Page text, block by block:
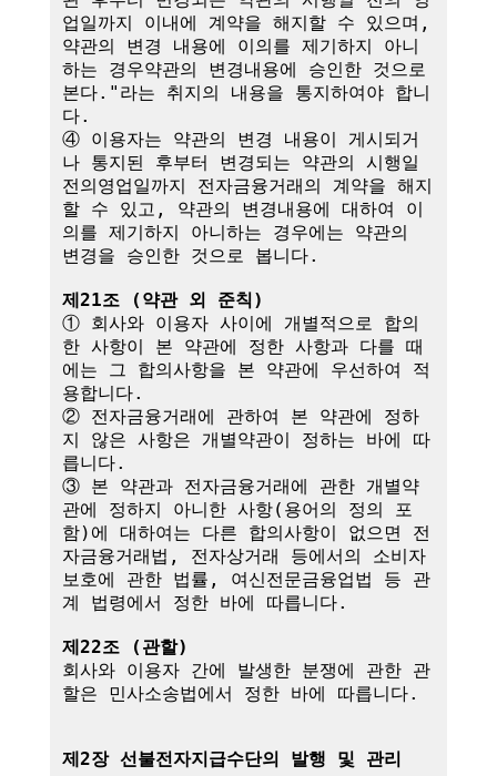
업일까지 이내에 계약을 해지할 수 있으며,
약관의 변경 내용에 이의를 제기하지 아니
하는 경우약관의 변경내용에 승인한 것으로
본다."라는 취지의 내용을 통지하여야 합니
다.
④ 이용자는 약관의 변경 내용이 게시되거
나 통지된 후부터 변경되는 약관의 시행일
전의영업일까지 전자금융거래의 계약을 해지
할 수 있고, 약관의 변경내용에 대하여 이
의를 제기하지 아니하는 경우에는 약관의
변경을 승인한 것으로 봅니다.
제21조 (약관 외 준칙)
① 회사와 이용자 사이에 개별적으로 합의
한 사항이 본 약관에 정한 사항과 다를 때
에는 그 합의사항을 본 약관에 우선하여 적
용합니다.
② 전자금융거래에 관하여 본 약관에 정하
지 않은 사항은 개별약관이 정하는 바에 따
릅니다.
③ 본 약관과 전자금융거래에 관한 개별약
관에 정하지 아니한 사항(용어의 정의 포
함)에 대하여는 다른 합의사항이 없으면 전
자금융거래법, 전자상거래 등에서의 소비자
보호에 관한 법률, 여신전문금융업법 등 관
계 법령에서 정한 바에 따릅니다.
제22조 (관할)
회사와 이용자 간에 발생한 분쟁에 관한 관
할은 민사소송법에서 정한 바에 따릅니다.
제2장 선불전자지급수단의 발행 및 관리